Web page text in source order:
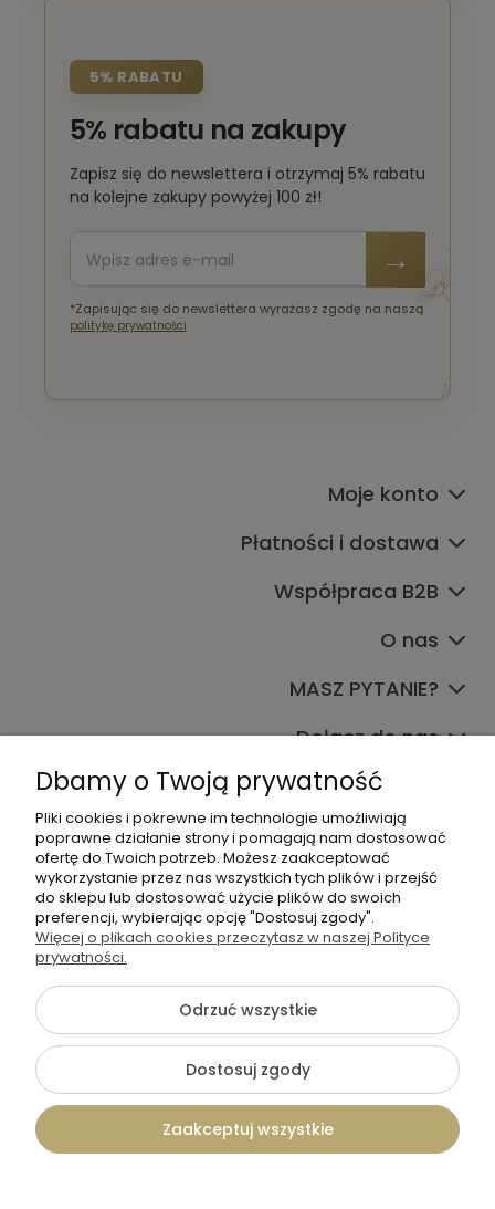
5% RABATU
5% rabatu na zakupy
Zapisz się do newslettera i otrzymaj 5% rabatu
na kolejne zakupy powyżej 100 zł!
*Zapisując się do newslettera wyrażasz zgodę na naszą
politykę prywatności
Moje konto
Płatności i dostawa
Współpraca B2B
O nas
MASZ PYTANIE?
Dołącz do nas
+48 570 367 989
biuro.tadam@gmail.com
©2026 Wszelkie Prawa Zastrzeżone | TADAM Pracownia
Kreatywna
Szablon Flex byEcommercy
Dbamy o Twoją prywatność
Pliki cookies i pokrewne im technologie umożliwiają
poprawne działanie strony i pomagają nam dostosować
ofertę do Twoich potrzeb. Możesz zaakceptować
wykorzystanie przez nas wszystkich tych plików i przejść
do sklepu lub dostosować użycie plików do swoich
preferencji, wybierając opcję "Dostosuj zgody".
Więcej o plikach cookies przeczytasz w naszej Polityce
prywatności.
Odrzuć wszystkie
Dostosuj zgody
Zaakceptuj wszystkie